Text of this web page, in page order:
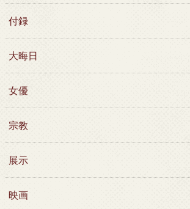
付録
大晦日
女優
宗教
展示
映画